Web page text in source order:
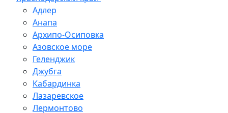
Адлер
Анапа
Архипо-Осиповка
Азовское море
Геленджик
Джубга
Кабардинка
Лазаревское
Лермонтово